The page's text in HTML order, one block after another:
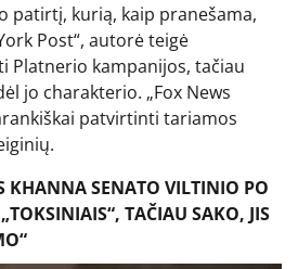
patirtį, kurią, kaip pranešama,
Post“, autorė teigė
Platnerio kampanijos, tačiau
jo charakterio. „Fox News
patvirtinti tariamos
KHANNA SENATO VILTINIO PO
TAČIAU SAKO, JIS